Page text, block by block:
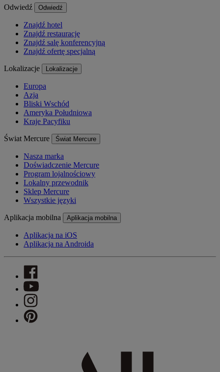
Odwiedź Odwiedź
Znajdź hotel
Znajdź restaurację
Znajdź salę konferencyjną
Znajdź ofertę specjalną
Lokalizacje Lokalizacje
Europa
Azja
Bliski Wschód
Ameryka Południowa
Kraje Pacyfiku
Świat Mercure Świat Mercure
Nasza marka
Doświadczenie Mercure
Program lojalnościowy
Lokalny przewodnik
Sklep Mercure
Wszystkie języki
Aplikacja mobilna Aplikacja mobilna
Aplikacja na iOS
Aplikacja na Androida